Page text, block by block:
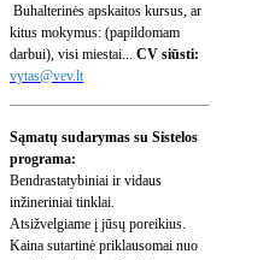
Buhalterinės apskaitos kursus, ar
kitus mokymus: (papildomam
darbui), visi miestai... CV siūsti:
vytas@vev.lt
Sąmatų sudarymas su Sistelos
programa:
Bendrastatybiniai ir vidaus
inžineriniai tinklai.
Atsižvelgiame į jūsų poreikius.
Kaina sutartinė priklausomai nuo